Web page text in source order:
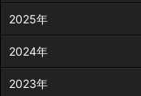
2025年
2024年
2023年